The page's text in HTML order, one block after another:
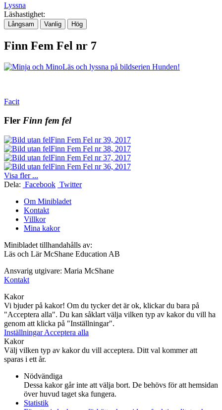
Lyssna
Läshastighet:
Långsam Vanlig Hög
Finn Fem Fel nr 7
Läs och lyssna på bildserien Hunden!
Facit
Fler Finn fem fel
Finn Fem Fel nr 39, 2017
Finn Fem Fel nr 38, 2017
Finn Fem Fel nr 37, 2017
Finn Fem Fel nr 36, 2017
Visa fler ...
Dela: Facebook Twitter
Om Minibladet
Kontakt
Villkor
Mina kakor
Minibladet tillhandahålls av:
Läs och Lär McShane Education AB
Ansvarig utgivare: Maria McShane
Kontakt
Kakor
Vi bjuder på kakor! Om du tycker det är ok, klickar du bara på
"Acceptera alla". Du kan såklart välja vilken typ av kakor du vill ha
genom att klicka på "Inställningar".
InställningarAcceptera alla
Kakor
Välj vilken typ av kakor du vill acceptera. Ditt val kommer att
sparas i ett år.
Nödvändiga
Dessa kakor går inte att välja bort. De behövs för att hemsidan
över huvud taget ska fungera.
Statistik